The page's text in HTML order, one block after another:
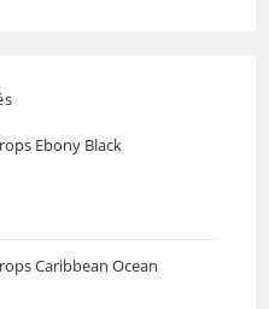
Ebony Black
Caribbean Ocean